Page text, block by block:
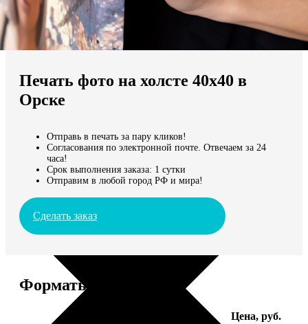
Мы доставляем по всему миру
Продолжить без города
Печать фото на холсте 40х40 в
Орске
Отправь в печать за пару кликов!
Согласования по электронной почте. Отвечаем за 24
часа!
Срок выполнения заказа: 1 сутки
Отправим в любой город РФ и мира!
Сделать заказ
Форматы и цены
Цена, руб.